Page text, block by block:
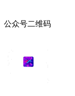
公众号二维码